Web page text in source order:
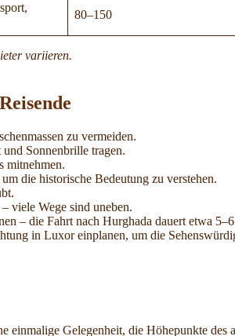
80–150
variieren.
zu vermeiden.
Sonnenbrille tragen.
mitnehmen.
die historische Bedeutung zu verstehen.
viele Wege sind uneben.
– die Fahrt nach Hurghada dauert etwa
in Luxor einplanen, um die
einmalige Gelegenheit, die Höhepunkte des